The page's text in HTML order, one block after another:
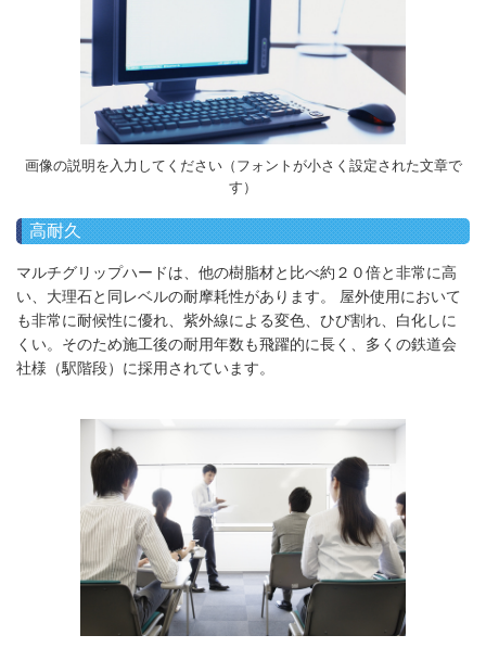
画像の説明を入力してください（フォントが小さく設定された文章で
す）
高耐久
マルチグリップハードは、他の樹脂材と比べ約２０倍と非常に高
い、大理石と同レベルの耐摩耗性があります。 屋外使用において
も非常に耐候性に優れ、紫外線による変色、ひび割れ、白化しに
くい。そのため施工後の耐用年数も飛躍的に長く、多くの鉄道会
社様（駅階段）に採用されています。